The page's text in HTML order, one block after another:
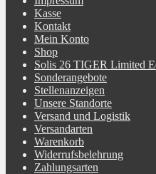
Kasse
Kontakt
Mein Konto
Shop
Solis 26 TIGER Limited
Sonderangebote
Stellenanzeigen
Unsere Standorte
Versand und Logistik
Versandarten
Warenkorb
Widerrufsbelehrung
Zahlungsarten